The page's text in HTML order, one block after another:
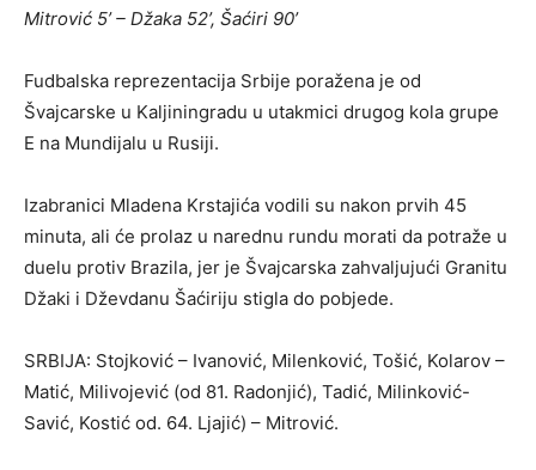
Mitrović 5’ – Džaka 52’, Šaćiri 90’
Fudbalska reprezentacija Srbije poražena je od
Švajcarske u Kaljiningradu u utakmici drugog kola grupe
E na Mundijalu u Rusiji.
Izabranici Mladena Krstajića vodili su nakon prvih 45
minuta, ali će prolaz u narednu rundu morati da potraže u
duelu protiv Brazila, jer je Švajcarska zahvaljujući Granitu
Džaki i Dževdanu Šaćiriju stigla do pobjede.
SRBIJA: Stojković – Ivanović, Milenković, Tošić, Kolarov –
Matić, Milivojević (od 81. Radonjić), Tadić, Milinković-
Savić, Kostić od. 64. Ljajić) – Mitrović.